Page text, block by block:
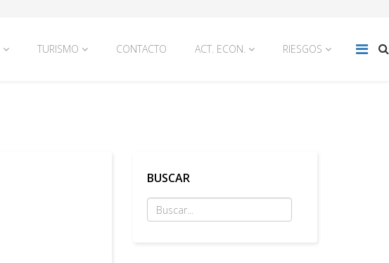
TURISMO CONTACTO ACT. ECON. RIESGOS
BUSCAR